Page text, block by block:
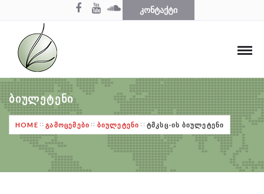
ᲙᲝᲜᲢᲐᲥᲢᲘ
ᲑᲘᲣᲚᲔᲢᲔᲜᲘ
HOME ᲒᲐᲛᲝᲪᲔᲛᲔᲑᲘ ᲑᲘᲣᲚᲔᲢᲔᲜᲘ ᲢᲛᲙᲡᲪ-ᲘᲡ ᲑᲘᲣᲚᲔᲢᲔᲜᲘ